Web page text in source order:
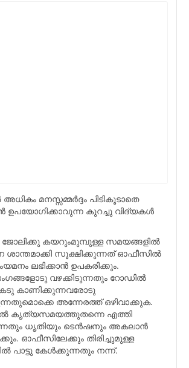
മനസ്സമ്മര്‍ദ്ദം പിടികൂടാതെ
ഉപയോഗിക്കാവുന്ന കുറച്ചു വിദ്യകള്‍
ജോലിക്കു കയറുംമുമ്പുള്ള സമയങ്ങളില്‍
ശാന്തമാക്കി സൂക്ഷിക്കുന്നത് ഓഫീസില്‍
ലഭിക്കാന്‍ ഉപകരിക്കും.
വഴക്കിടുന്നതും റോഡില്‍
കാണിക്കുന്നവരോടു
അന്നേരത്ത് ഒഴിവാക്കുക.
കൃത്യസമയത്തുതന്നെ എത്തി
ധൃതിയും ടെന്‍ഷനും അകലാന്‍
ഓഫീസിലേക്കും തിരിച്ചുമുള്ള
പാട്ടു കേള്‍ക്കുന്നതും നന്ന്.